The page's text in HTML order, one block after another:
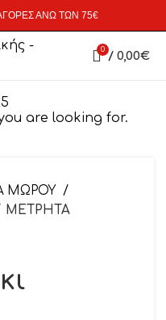
ΑΝΩ ΤΩΝ 75€
0 / 0,00€
ΜΩΡΟΥ
ΜΕΤΡΗΤΑ
are looking for.